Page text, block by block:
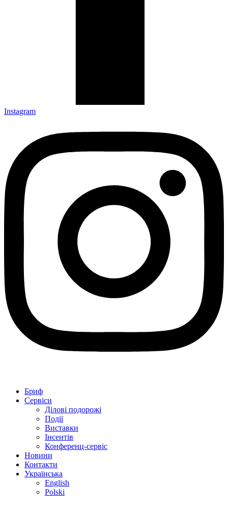
Instagram
Бриф
Сервіси
Ділові подорожі
Події
Виставки
Інсентів
Конференц-сервіс
Новини
Контакти
Українська
English
Polski